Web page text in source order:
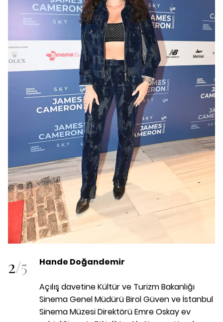
2/5 Hande Doğandemir
Açılış davetine Kültür ve Turizm Bakanlığı
Sinema Genel MüdürüBirol Güvenve İstanbul
Sinema Müzesi DirektörüEmre Oskayev